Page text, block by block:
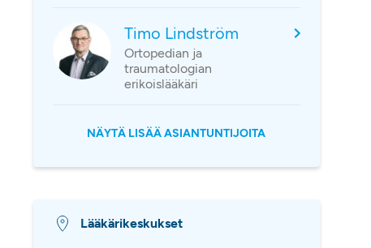
Timo Lindström
Ortopedian ja
traumatologian
erikoislääkäri
NÄYTÄ LISÄÄ ASIANTUNTIJOITA
Lääkärikeskukset